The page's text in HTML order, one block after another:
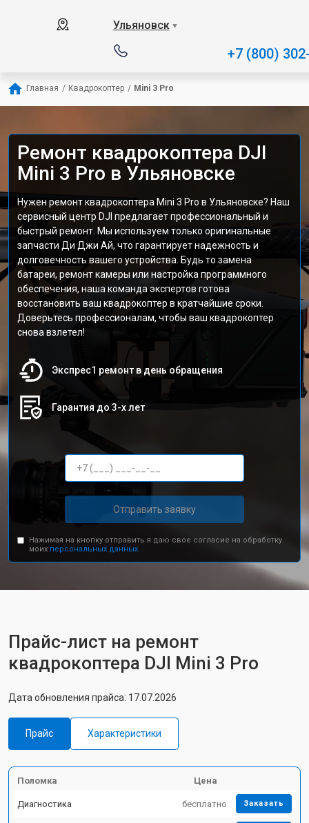
Ульяновск ▼
+7 (800)
Главная / Квадрокоптер / Mini 3 Pro
Ремонт квадрокоптера DJI
Mini 3 Pro в Ульяновске
Нужен ремонт квадрокоптера Mini 3 Pro в Ульяновске? Наш
сервисный центр DJI предлагает профессиональный и
быстрый ремонт. Мы используем только оригинальные
запчасти Ди Джи Ай, что гарантирует надежность и
долговечность вашего устройства. Будь то замена
батареи, ремонт камеры или настройка программного
обеспечения, наша команда экспертов готова
восстановить ваш квадрокоптер в кратчайшие сроки.
Доверьтесь профессионалам, чтобы ваш квадрокоптер
снова взлетел!
Экспрес1 ремонт в день обращения
Гарантия до 3-х лет
Отправить заявку
Нажимая на кнопку отправить я даю свое согласие на обработку
моих персональных данных.
Прайс-лист на ремонт
квадрокоптера DJI Mini 3 Pro
Дата обновления прайса: 17.07.2026
Прайс Характеристики
Поломка Цена
Диагностика бесплатно Заказать